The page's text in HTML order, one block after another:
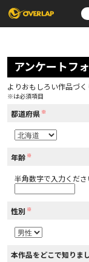
コミック
コミックガルド
コミッククリエ
LiQulle
ラブパルフェ
その他
コミックエッセ
アクセス
オーバーラップ
アンケートフ
よりおもしろい作品づ
※は必須項目
都道府県 ※
年齢 ※
半角数字で入力くださ
性別 ※
本作品をどこで知りま